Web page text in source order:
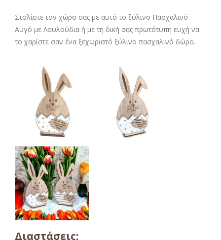
Στολίστε τον χώρο σας με αυτό το ξύλινο Πασχαλινό
Αυγό με Λουλούδια ή με τη δική σας πρωτότυπη ευχή να
το χαρίστε σαν ένα ξεχωριστό ξύλινο πασχαλινό δώρο.
Διαστάσεις: